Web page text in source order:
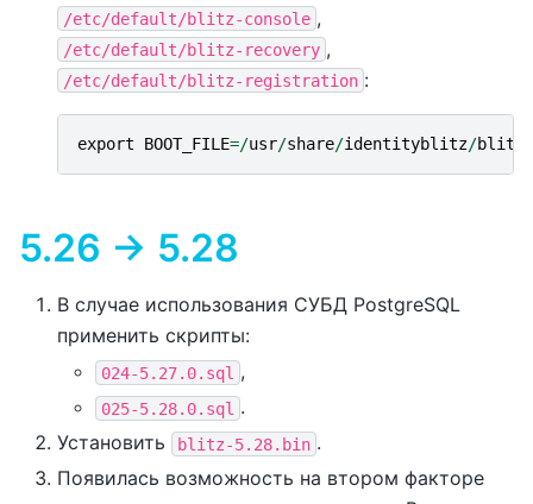
/etc/default/blitz-console ,
/etc/default/blitz-recovery ,
/etc/default/blitz-registration :
export BOOT_FILE=/usr/share/identityblitz/blitz
5.26 -> 5.28
В случае использования СУБД PostgreSQL
применить скрипты:
024-5.27.0.sql ,
025-5.28.0.sql .
Установить
blitz-5.28.bin .
Появилась возможность на втором факторе